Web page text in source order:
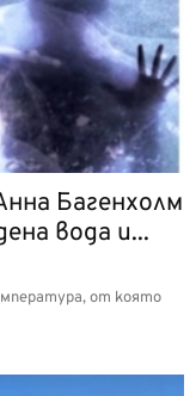
Багенхолм
вода и...
от която